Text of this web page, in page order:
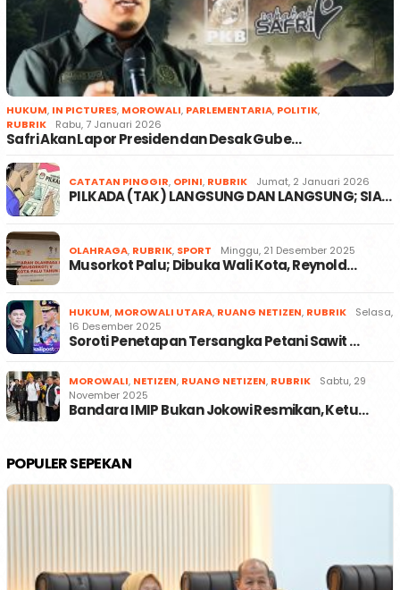
HUKUM, IN PICTURES, MOROWALI, PARLEMENTARIA, POLITIK,
RUBRIK
Rabu, 7 Januari 2026
Safri Akan Lapor Presiden dan Desak Gube…
CATATAN PINGGIR, OPINI, RUBRIK Jumat, 2 Januari 2026
PILKADA (TAK) LANGSUNG DAN LANGSUNG; SIA…
OLAHRAGA, RUBRIK, SPORT Minggu, 21 Desember 2025
Musorkot Palu; Dibuka Wali Kota, Reynold…
HUKUM, MOROWALI UTARA, RUANG NETIZEN, RUBRIK
Selasa,
16 Desember 2025
Soroti Penetapan Tersangka Petani Sawit …
MOROWALI, NETIZEN, RUANG NETIZEN, RUBRIK
Sabtu, 29
November 2025
Bandara IMIP Bukan Jokowi Resmikan, Ketu…
POPULER SEPEKAN